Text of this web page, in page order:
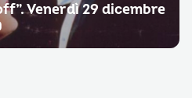
Venerdì 29 dicembre